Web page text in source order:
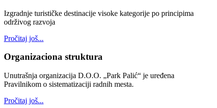
Izgradnje turističke destinacije visoke kategorije po principima
održivog razvoja
Pročitaj još...
Organizaciona struktura
Unutrašnja organizacija D.O.O. „Park Palić“ je uređena
Pravilnikom o sistematizaciji radnih mesta.
Pročitaj još...